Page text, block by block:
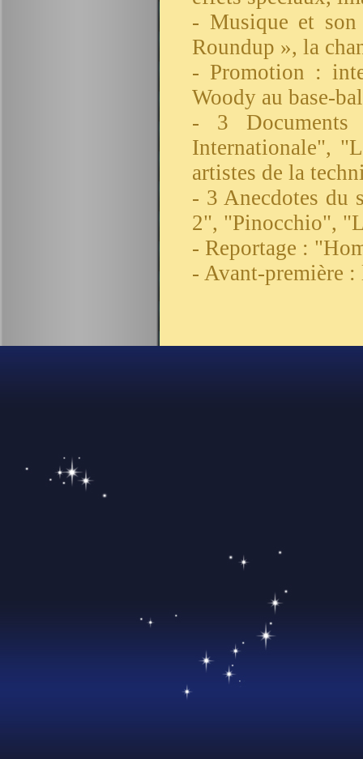
- Musique et
Roundup », la
- Promotion :
Woody au base-
- 3 Documents
Internationale",
artistes de la
- 3 Anecdotes du
2", "Pinocchio",
- Reportage :
- Avant-première :